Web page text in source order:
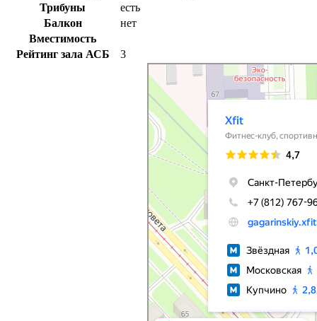
Трибуны
есть
Балкон
нет
Вместимость
Рейтинг зала АСБ
3
Фитнес-клуб в Санкт‑Петербурге
Спортивный, тренажёрный зал в